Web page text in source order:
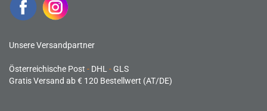
Unsere Versandpartner
Österreichische Post - DHL -GLS
Gratis Versand ab € 120 Bestellwert (AT/DE)